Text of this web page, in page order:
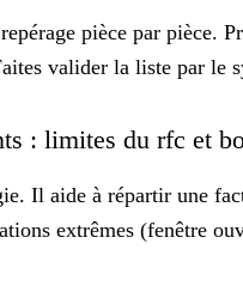
pièce par pièce.
valider la liste par
: limites du rfc et
Il aide à répartir une
extrêmes (fenêtre